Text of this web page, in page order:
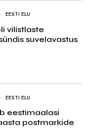
EESTI ELU
vilistlaste
suvelavastus
EESTI ELU
eestimaalasi
postmarkide